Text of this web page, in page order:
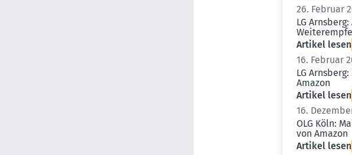
26. Februar
LG
Artikel lesen
16. Februar
LG
Amazon
Artikel lesen
16.
OLG Köln:
von Amazon
Artikel lesen